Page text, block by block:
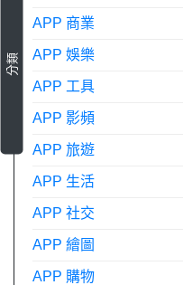
分類
APP 商業
APP 娛樂
APP 工具
APP 影頻
APP 旅遊
APP 生活
APP 社交
APP 繪圖
APP 購物